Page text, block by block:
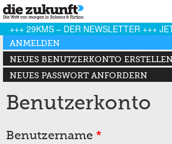
+++ 29KMS – DER NEWSLETTER +++
Haupt-Reiter
ANMELDEN
(AKTIVER REITER)
NEUES BENUTZERKONTO ERSTELLEN
NEUES PASSWORT ANFORDERN
Benutzerkonto
Benutzername *